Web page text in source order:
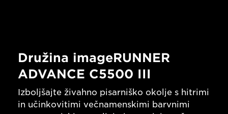
Družina imageRUNNER
ADVANCE C5500 III
Izboljšajte živahno pisarniško okolje s hitrimi
in učinkovitimi večnamenskimi barvnimi